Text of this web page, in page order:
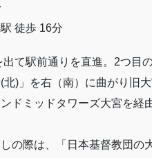
徒歩 16分
て駅前通りを直進。2つ目
北)」を右（南）に曲がり旧
ドミッドタワーズ大宮を経
の際は、「日本基督教団の